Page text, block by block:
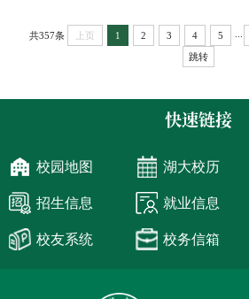
共357条 上页 1 2 3 4 5
跳转
快速链接
校园地图 湖大校历
招生信息 就业信息
校友系统 校务信箱